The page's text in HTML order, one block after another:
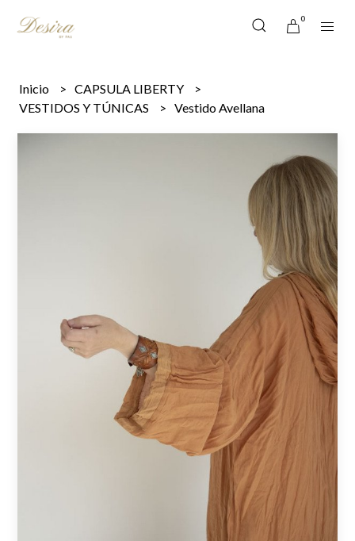
0
Inicio
CAPSULA LIBERTY
VESTIDOS Y TÚNICAS
Vestido Avellana